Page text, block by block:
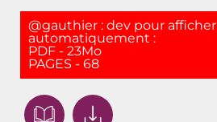
@gauthier : dev pour afficher
automatiquement :
PDF - 23Mo
PAGES - 68